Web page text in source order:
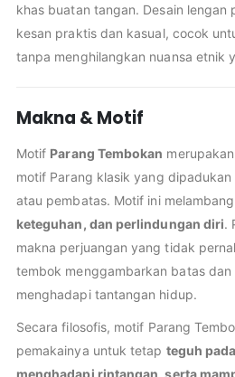
khas buatan tangan. Desain lengan
kesan praktis dan kasual, cocok
tanpa menghilangkan nuansa etnik
Makna & Motif
Motif Parang Tembokan
motif Parang klasik yang dipadukan
atau pembatas. Motif ini
keteguhan, dan perlindungan diri.
makna perjuangan yang tidak
tembok menggambarkan batas dan
menghadapi tantangan hidup.
Secara filosofis, motif Parang
pemakainya untuk tetap teguh
menghadapi rintangan, serta